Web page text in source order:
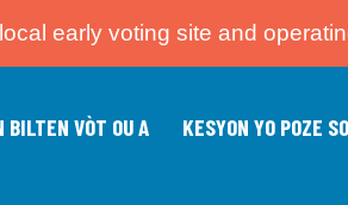
early voting site and
BILTEN VÒT OU A KESYON YO POZE